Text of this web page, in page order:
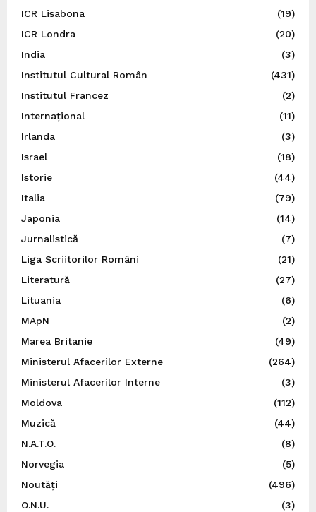
ICR Lisabona
(19)
ICR Londra
(20)
India
(3)
Institutul Cultural Român
(431)
Institutul Francez
(2)
Internațional
(11)
Irlanda
(3)
Israel
(18)
Istorie
(44)
Italia
(79)
Japonia
(14)
Jurnalistică
(7)
Liga Scriitorilor Români
(21)
Literatură
(27)
Lituania
(6)
MApN
(2)
Marea Britanie
(49)
Ministerul Afacerilor Externe
(264)
Ministerul Afacerilor Interne
(3)
Moldova
(112)
Muzică
(44)
N.A.T.O.
(8)
Norvegia
(5)
Noutăți
(496)
O.N.U.
(3)